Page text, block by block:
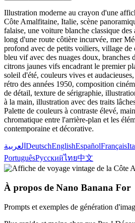
Illustration moderne au crayon d'une
Côte Amalfitaine, Italie, scène
falaise, une voiture blanche classique
long d'une route côtière incurvée, mer
profond avec de petits voiliers, village
bleu vif avec des nuages doux, branches
citrons jaunes vifs encadrant le premier
soleil d'été, couleurs vives et
rétro des années 1950, composition
de détail, texture de sérigraphie,
à la main, illustration avec des traits
Palette de couleurs à contraste élevé,
chromatique entre l'arrière-plan et les
contemporaine et décorative.
العربية DeutschEnglishEspañolFrançais
PortuguêsРусскийไทย中文
À propos de Nano Banana For
Prompts et exemples de génération